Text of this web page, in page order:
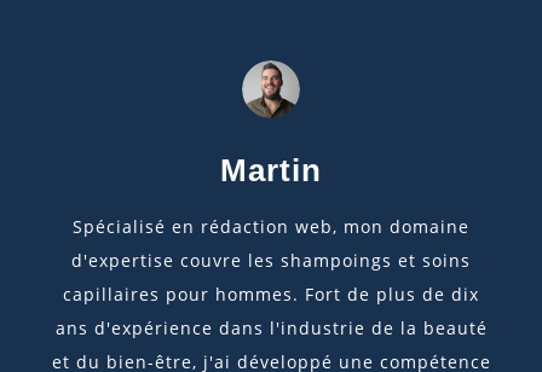
Martin
Spécialisé en rédaction web, mon domaine
d'expertise couvre les shampoings et soins
capillaires pour hommes. Fort de plus de dix
ans d'expérience dans l'industrie de la beauté
et du bien-être, j'ai développé une compétence